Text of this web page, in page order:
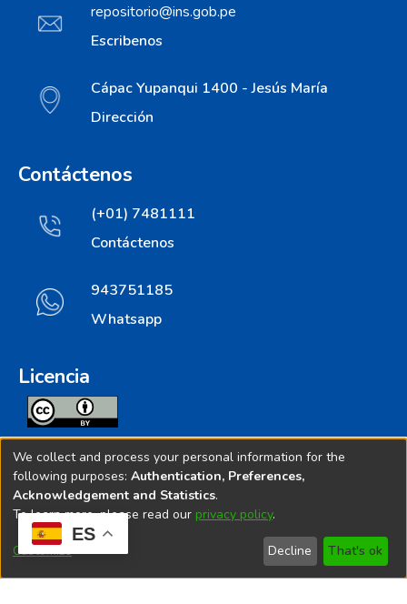
ES
repositorio@ins.gob.pe
Escribenos
Cápac Yupanqui 1400 - Jesús María
Dirección
Contáctenos
(+01) 7481111
Contáctenos
943751185
Whatsapp
Licencia
Todos los contenidos de repositorio.ins.gob.pe estan
licenciados bajo
Creative Commoms License
© 2025. Instituto Nacional de Salud - Implementado por
We collect and process your personal information for the
following purposes: Authentication, Preferences,
Acknowledgement and Statistics.
To learn more, please read our privacy policy.
Customize Decline That's ok